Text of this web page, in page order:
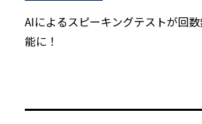
AIによるスピーキングテストが回
能に！